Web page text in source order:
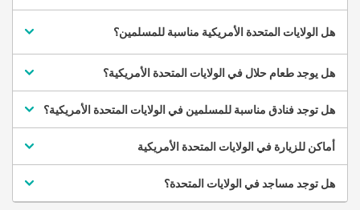
Minnesota
Mississippi
Missouri
Montana
Nebraska
Nevada
New Hampshire
New Mexico
هل الولايات المتحدة الأمريكية مناسبة للمسلمين؟
هل يوجد طعام حلال في الولايات المتحدة الأمريكية؟
هل توجد فنادق مناسبة للمسلمين في الولايات المتحدة الأمريكية؟
أماكن للزيارة في الولايات المتحدة الأمريكية
هل توجد مساجد في الولايات المتحدة؟